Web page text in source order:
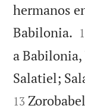
hermanos
Babilonia. 
a Babilonia,
Salatiel;
13